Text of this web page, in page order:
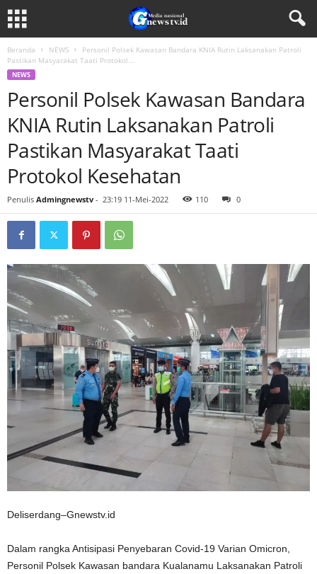
Beranda NEWS
Personil Polsek Kawasan Bandara KNIA Rutin Laksanakan Patroli
Pastikan Masyarakat Taati Protokol...
NEWS
Personil Polsek Kawasan Bandara
KNIA Rutin Laksanakan Patroli
Pastikan Masyarakat Taati
Protokol Kesehatan
Penulis Admingnewstv - 23:19 11-Mei-2022 110 0
Deliserdang–Gnewstv.id
Dalam rangka Antisipasi Penyebaran Covid-19 Varian Omicron,
Personil Polsek Kawasan bandara Kualanamu Laksanakan Patroli